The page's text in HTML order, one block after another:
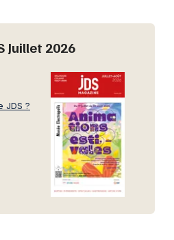
Juillet 2026
JDS ?